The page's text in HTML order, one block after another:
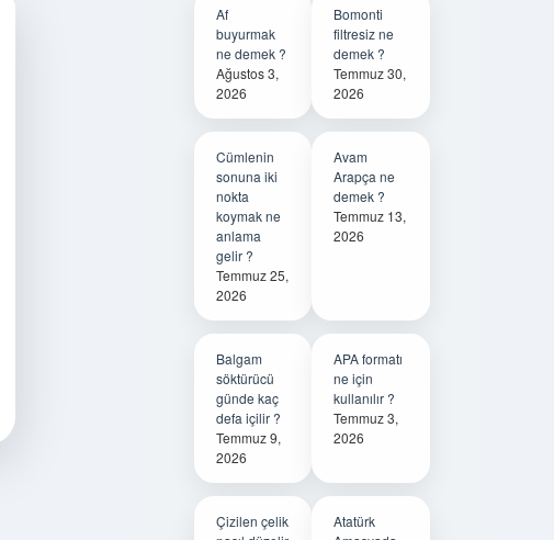
Af
buyurmak
ne demek ?
Ağustos 3,
2026
Bomonti
filtresiz ne
demek ?
Temmuz 30,
2026
Cümlenin
sonuna iki
nokta
koymak ne
anlama
gelir ?
Temmuz 25,
2026
Avam
Arapça ne
demek ?
Temmuz 13,
2026
Balgam
söktürücü
günde kaç
defa içilir ?
Temmuz 9,
2026
APA formatı
ne için
kullanılır ?
Temmuz 3,
2026
Çizilen çelik
Atatürk